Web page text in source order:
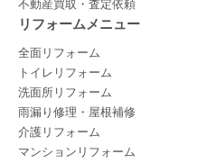
不動産買取・査定依頼
リフォームメニュー
全面リフォーム
トイレリフォーム
洗面所リフォーム
雨漏り修理・屋根補修
介護リフォーム
マンションリフォーム